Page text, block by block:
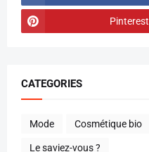
Pinterest
CATEGORIES
Mode Cosmétique bio
Le saviez-vous ?